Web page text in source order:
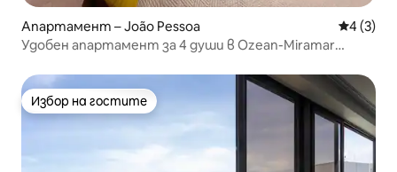
Апартамент – João Pessoa Средна
4 (3)
Удобен апартамент за 4 души в Ozean-Miramar
Избор на гостите
Избор на гостите